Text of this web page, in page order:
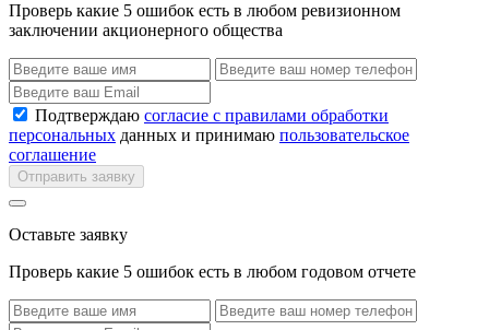
Проверь какие 5 ошибок есть в любом ревизионном
заключении акционерного общества
Подтверждаю согласие с правилами обработки
персональных данных и принимаю пользовательское
соглашение
Отправить заявку
Оставьте заявку
Проверь какие 5 ошибок есть в любом годовом отчете